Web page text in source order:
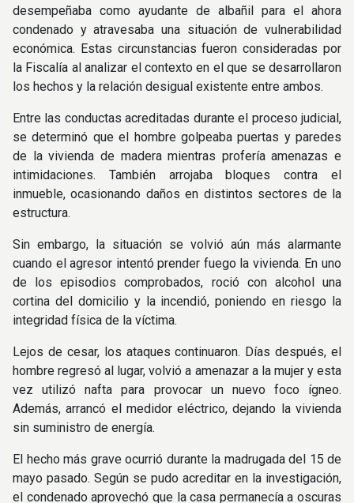
desempeñaba como ayudante de albañil para el ahora
condenado y atravesaba una situación de vulnerabilidad
económica. Estas circunstancias fueron consideradas por
la Fiscalía al analizar el contexto en el que se desarrollaron
los hechos y la relación desigual existente entre ambos.
Entre las conductas acreditadas durante el proceso judicial,
se determinó que el hombre golpeaba puertas y paredes
de la vivienda de madera mientras profería amenazas e
intimidaciones. También arrojaba bloques contra el
inmueble, ocasionando daños en distintos sectores de la
estructura.
Sin embargo, la situación se volvió aún más alarmante
cuando el agresor intentó prender fuego la vivienda. En uno
de los episodios comprobados, roció con alcohol una
cortina del domicilio y la incendió, poniendo en riesgo la
integridad física de la víctima.
Lejos de cesar, los ataques continuaron. Días después, el
hombre regresó al lugar, volvió a amenazar a la mujer y esta
vez utilizó nafta para provocar un nuevo foco ígneo.
Además, arrancó el medidor eléctrico, dejando la vivienda
sin suministro de energía.
El hecho más grave ocurrió durante la madrugada del 15 de
mayo pasado. Según se pudo acreditar en la investigación,
el condenado aprovechó que la casa permanecía a oscuras